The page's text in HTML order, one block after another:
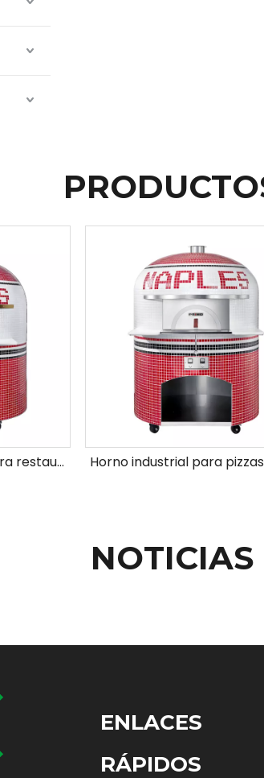
Horno de pizza a gas para restaurante de hotel Horno industrial para
ENLACES
RÁPIDOS